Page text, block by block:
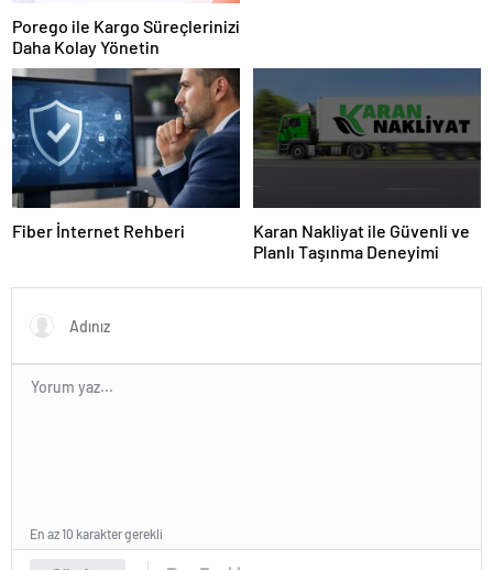
Porego ile Kargo Süreçlerinizi
Daha Kolay Yönetin
Fiber İnternet Rehberi
Karan Nakliyat ile Güvenli ve
Planlı Taşınma Deneyimi
En az 10 karakter gerekli